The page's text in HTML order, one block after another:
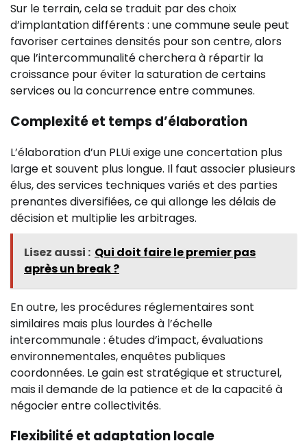
Sur le terrain, cela se traduit par des choix
d’implantation différents : une commune seule peut
favoriser certaines densités pour son centre, alors
que l’intercommunalité cherchera à répartir la
croissance pour éviter la saturation de certains
services ou la concurrence entre communes.
Complexité et temps d’élaboration
L’élaboration d’un PLUi exige une concertation plus
large et souvent plus longue. Il faut associer plusieurs
élus, des services techniques variés et des parties
prenantes diversifiées, ce qui allonge les délais de
décision et multiplie les arbitrages.
Lisez aussi : Qui doit faire le premier pas
après un break​ ?
En outre, les procédures réglementaires sont
similaires mais plus lourdes à l’échelle
intercommunale : études d’impact, évaluations
environnementales, enquêtes publiques
coordonnées. Le gain est stratégique et structurel,
mais il demande de la patience et de la capacité à
négocier entre collectivités.
Flexibilité et adaptation locale